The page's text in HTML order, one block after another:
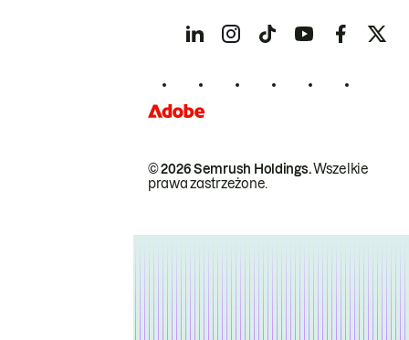
© 2026 Semrush Holdings.Wszelkie
prawa zastrzeżone.